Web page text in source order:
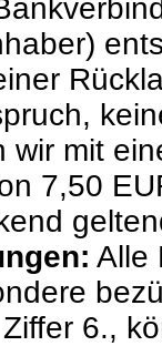
wir mit
7,50
Alle
6.,